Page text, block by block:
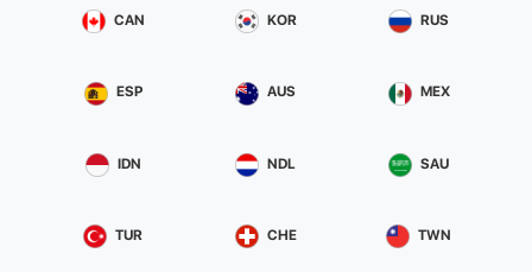
CAN KOR RUS
ESP AUS MEX
IDN NDL SAU
TUR CHE TWN